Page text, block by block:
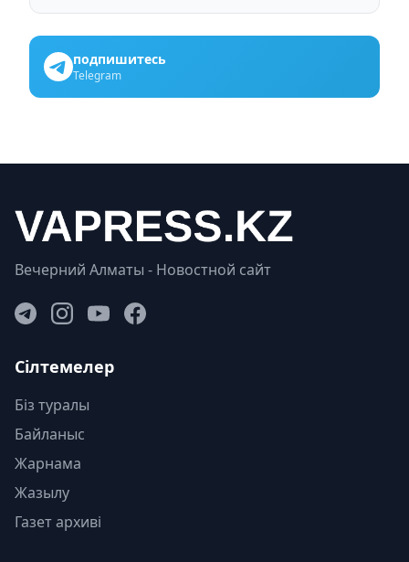
подпишитесь
Telegram
Вечерний Алматы - Новостной сайт
Сілтемелер
Біз туралы
Байланыс
Жарнама
Жазылу
Газет архиві